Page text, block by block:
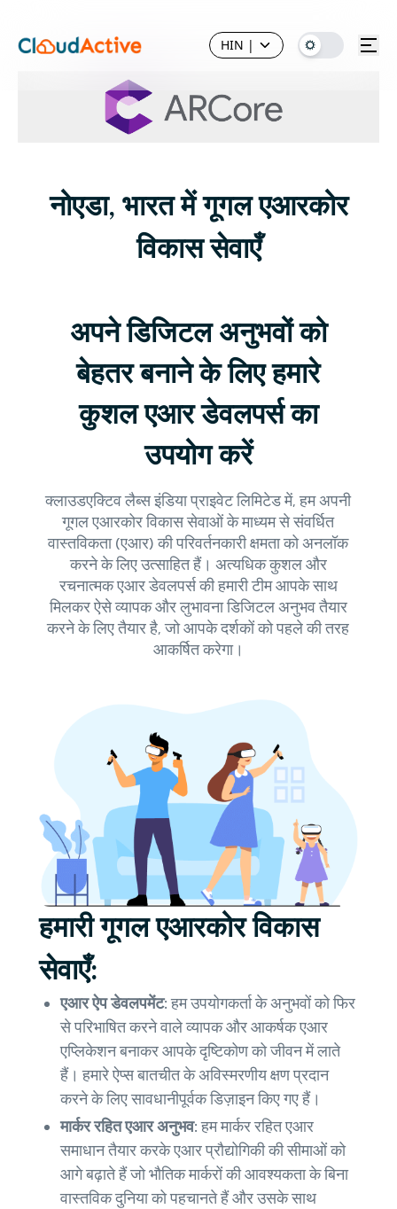
HIN |
नोएडा, भारत में गूगल एआरकोर
विकास सेवाएँ
अपने डिजिटल अनुभवों को
बेहतर बनाने के लिए हमारे
कुशल एआर डेवलपर्स का
उपयोग करें
क्लाउडएक्टिव लैब्स इंडिया प्राइवेट लिमिटेड में, हम अपनी
गूगल एआरकोर विकास सेवाओं के माध्यम से संवर्धित
वास्तविकता (एआर) की परिवर्तनकारी क्षमता को अनलॉक
करने के लिए उत्साहित हैं। अत्यधिक कुशल और
रचनात्मक एआर डेवलपर्स की हमारी टीम आपके साथ
मिलकर ऐसे व्यापक और लुभावना डिजिटल अनुभव तैयार
करने के लिए तैयार है, जो आपके दर्शकों को पहले की तरह
आकर्षित करेगा।
हमारी गूगल एआरकोर विकास
सेवाएँ:
एआर ऐप डेवलपमेंट:हम उपयोगकर्ता के अनुभवों को फिर
से परिभाषित करने वाले व्यापक और आकर्षक एआर
एप्लिकेशन बनाकर आपके दृष्टिकोण को जीवन में लाते
हैं। हमारे ऐप्स बातचीत के अविस्मरणीय क्षण प्रदान
करने के लिए सावधानीपूर्वक डिज़ाइन किए गए हैं।
मार्कर रहित एआर अनुभव:हम मार्कर रहित एआर
समाधान तैयार करके एआर प्रौद्योगिकी की सीमाओं को
आगे बढ़ाते हैं जो भौतिक मार्करों की आवश्यकता के बिना
वास्तविक दुनिया को पहचानते हैं और उसके साथ